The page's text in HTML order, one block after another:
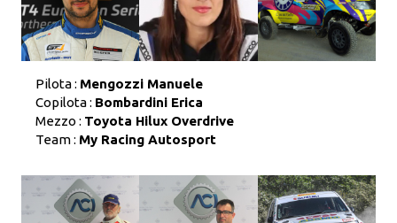
Pilota : Mengozzi Manuele
Copilota : Bombardini Erica
Mezzo : Toyota Hilux Overdrive
Team : My Racing Autosport